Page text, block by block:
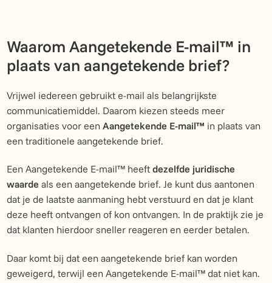
Waarom Aangetekende E-mail™ in
plaats van aangetekende brief?
Vrijwel iedereen gebruikt e-mail als belangrijkste
communicatiemiddel. Daarom kiezen steeds meer
organisaties voor een Aangetekende E-mail™ in plaats van
een traditionele aangetekende brief.
Een Aangetekende E-mail™ heeft dezelfde juridische
waarde als een aangetekende brief. Je kunt dus aantonen
dat je de laatste aanmaning hebt verstuurd en dat je klant
deze heeft ontvangen of kon ontvangen. In de praktijk zie je
dat klanten hierdoor sneller reageren en eerder betalen.
Daar komt bij dat een aangetekende brief kan worden
geweigerd, terwijl een Aangetekende E-mail™ dat niet kan.